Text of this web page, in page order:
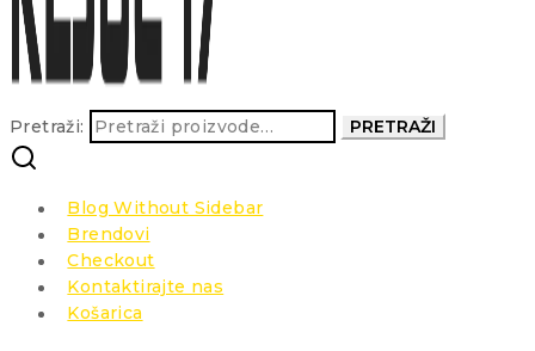
Pretraži: PRETRAŽI
Blog Without Sidebar
Brendovi
Checkout
Kontaktirajte nas
Košarica